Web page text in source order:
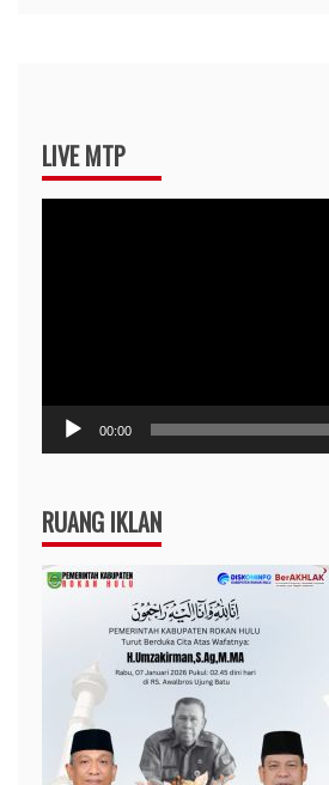
LIVE MTP
00:00
RUANG IKLAN